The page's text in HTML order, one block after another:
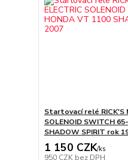
Startovací relé RICK'S
SOLENOID SWITCH
SHADOW SPIRIT rok
1 150 CZK/ks
950 CZK bez DPH